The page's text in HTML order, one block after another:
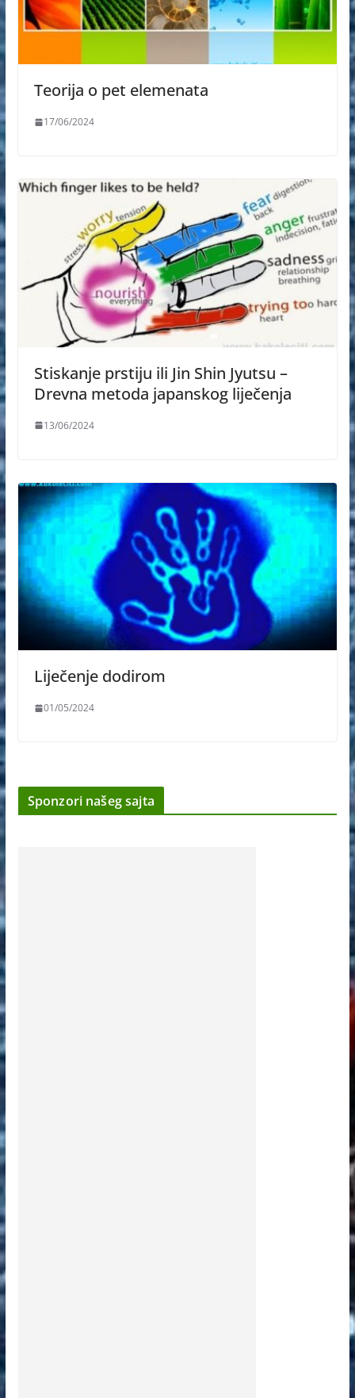
Teorija o pet elemenata
17/06/2024
Stiskanje prstiju ili Jin Shin Jyutsu –
Drevna metoda japanskog liječenja
13/06/2024
Liječenje dodirom
01/05/2024
Sponzori našeg sajta